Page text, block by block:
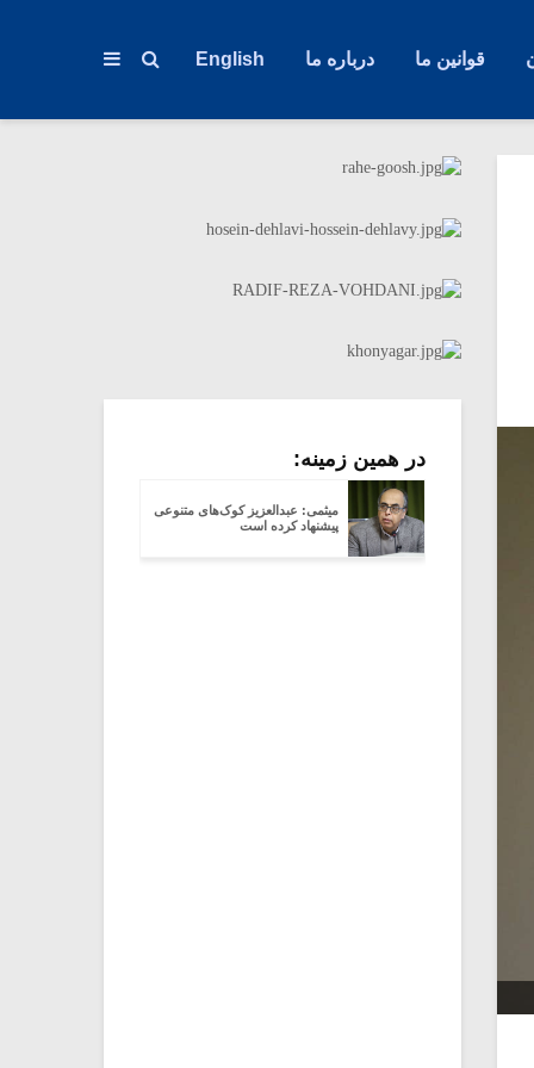
قوانین ما درباره ما English
در همین زمینه:
میثمی: عبدالعزیز کوک‌های متنوعی
پیشنهاد کرده است